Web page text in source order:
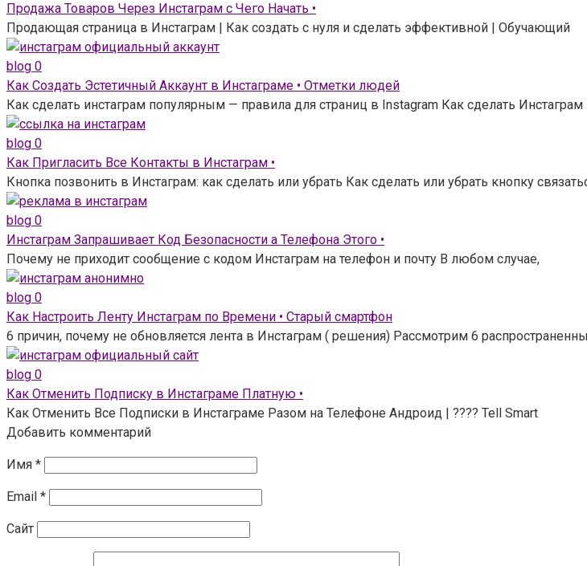
Продажа Товаров Через Инстаграм с Чего Начать •
Продающая страница в Инстаграм | Как создать с нуля и сделать эффективной | Обучающий
blog 0
Как Создать Эстетичный Аккаунт в Инстаграме • Отметки людей
Как сделать инстаграм популярным — правила для страниц в Instagram Как сделать
blog 0
Как Пригласить Все Контакты в Инстаграм •
Кнопка позвонить в Инстаграм: как сделать или убрать Как сделать или убрать кнопку
blog 0
Инстаграм Запрашивает Код Безопасности а Телефона Этого •
Почему не приходит сообщение с кодом Инстаграм на телефон и почту В любом случае,
blog 0
Как Настроить Ленту Инстаграм по Времени • Старый смартфон
6 причин, почему не обновляется лента в Инстаграм ( решения) Рассмотрим 6
blog 0
Как Отменить Подписку в Инстаграме Платную •
Как Отменить Все Подписки в Инстаграме Разом на Телефоне Андроид | ???? Tell Smart
Добавить комментарий
Имя *
Email *
Сайт